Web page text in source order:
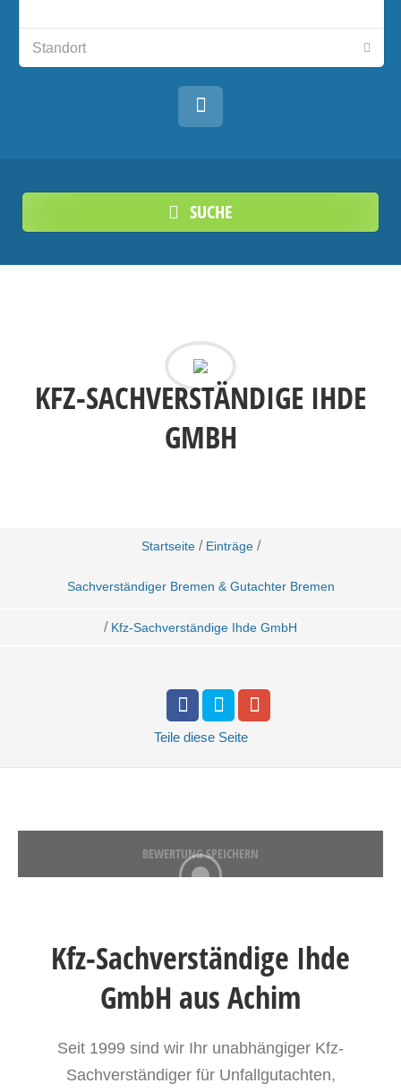
SUCHE
KFZ-SACHVERSTÄNDIGE IHDE
GMBH
Startseite / Einträge /
Sachverständiger Bremen & Gutachter Bremen
/ Kfz-Sachverständige Ihde GmbH
Teile diese Seite
BEWERTUNG SPEICHERN
Kfz-Sachverständige Ihde
GmbH aus Achim
Seit 1999 sind wir Ihr unabhängiger Kfz-
Sachverständiger für Unfallgutachten,